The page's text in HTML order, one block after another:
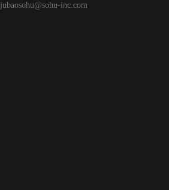
jubaosohu@sohu-inc.com